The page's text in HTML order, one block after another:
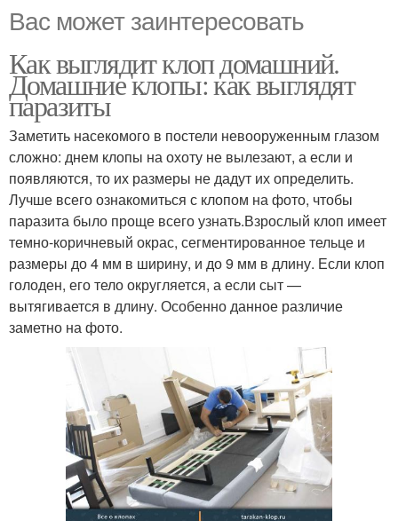
Вас может заинтересовать
Как выглядит клоп домашний.
Домашние клопы: как выглядят
паразиты
Заметить насекомого в постели невооруженным глазом
сложно: днем клопы на охоту не вылезают, а если и
появляются, то их размеры не дадут их определить.
Лучше всего ознакомиться с клопом на фото, чтобы
паразита было проще всего узнать.Взрослый клоп имеет
темно-коричневый окрас, сегментированное тельце и
размеры до 4 мм в ширину, и до 9 мм в длину. Если клоп
голоден, его тело округляется, а если сыт —
вытягивается в длину. Особенно данное различие
заметно на фото.